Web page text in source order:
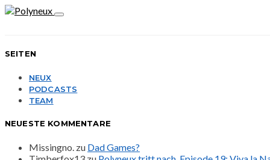
SEITEN
NEUX
PODCASTS
TEAM
NEUESTE KOMMENTARE
Missingno. zu Dad Games?